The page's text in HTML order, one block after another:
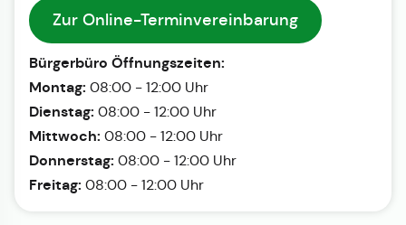
Zur Online-Terminvereinbarung
Bürgerbüro Öffnungszeiten:
Montag: 08:00 - 12:00 Uhr
Dienstag: 08:00 - 12:00 Uhr
Mittwoch: 08:00 - 12:00 Uhr
Donnerstag: 08:00 - 12:00 Uhr
Freitag: 08:00 - 12:00 Uhr